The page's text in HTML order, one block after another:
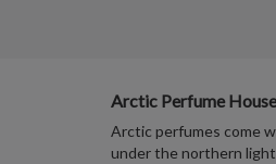
Arctic Perfume House
Arctic perfumes come
under the northern